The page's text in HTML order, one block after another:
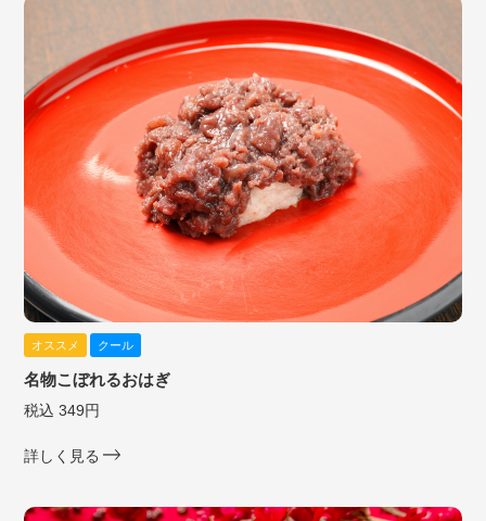
オススメ クール
名物こぼれるおはぎ
税込 349円
詳しく見る